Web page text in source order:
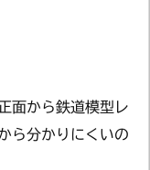
面から鉄道模型レ
ら分かりにくいの